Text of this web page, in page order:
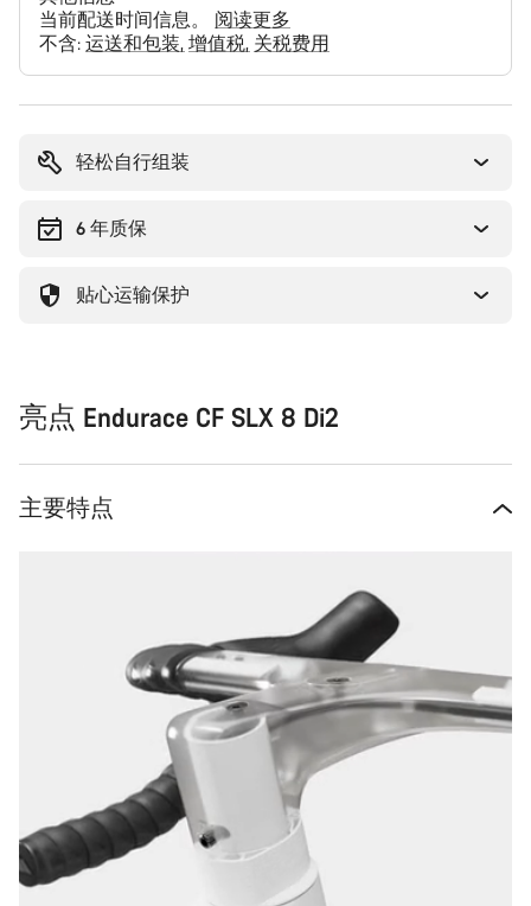
当前配送时间信息。 阅读更多
不含: 运送和包装 增值税 关税费用
轻松自行组装
6 年质保
贴心运输保护
亮点 Endurace CF SLX 8 Di2
主要特点